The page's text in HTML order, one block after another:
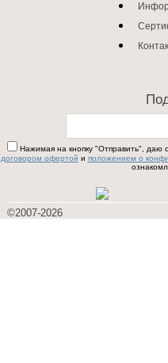
Нажимая на кнопку "Отправить", даю
договором офертой и положением о
©2007-2026